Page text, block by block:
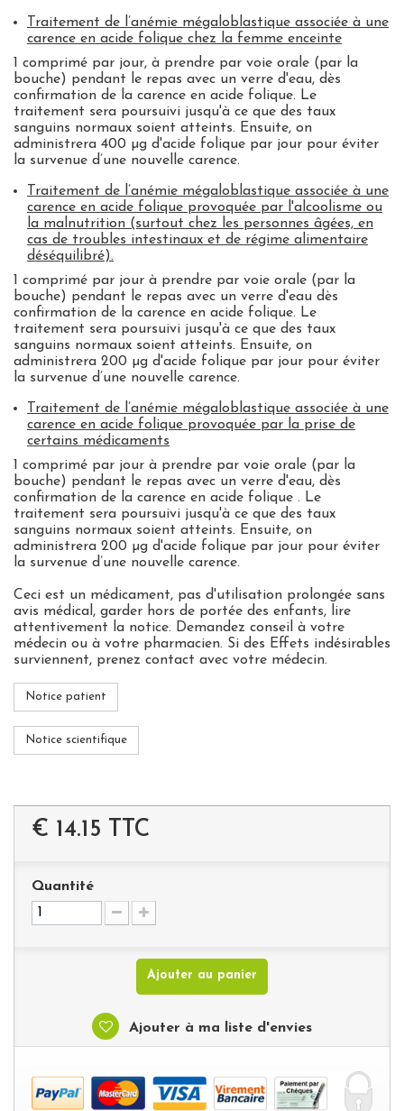
Traitement de l’anémie mégaloblastique associée à une
carence en acide folique chez la femme enceinte
1 comprimé par jour, à prendre par voie orale (par la
bouche) pendant le repas avec un verre d'eau, dès
confirmation de la carence en acide folique. Le
traitement sera poursuivi jusqu'à ce que des taux
sanguins normaux soient atteints. Ensuite, on
administrera 400 µg d'acide folique par jour pour éviter
la survenue d’une nouvelle carence.
Traitement de l’anémie mégaloblastique associée à une
carence en acide folique provoquée par l'alcoolisme ou
la malnutrition (surtout chez les personnes âgées, en
cas de troubles intestinaux et de régime alimentaire
déséquilibré).
1 comprimé par jour à prendre par voie orale (par la
bouche) pendant le repas avec un verre d'eau dès
confirmation de la carence en acide folique. Le
traitement sera poursuivi jusqu'à ce que des taux
sanguins normaux soient atteints. Ensuite, on
administrera 200 µg d'acide folique par jour pour éviter
la survenue d’une nouvelle carence.
Traitement de l’anémie mégaloblastique associée à une
carence en acide folique provoquée par la prise de
certains médicaments
1 comprimé par jour à prendre par voie orale (par la
bouche) pendant le repas avec un verre d'eau, dès
confirmation de la carence en acide folique . Le
traitement sera poursuivi jusqu'à ce que des taux
sanguins normaux soient atteints. Ensuite, on
administrera 200 µg d'acide folique par jour pour éviter
la survenue d’une nouvelle carence.
Ceci est un médicament, pas d'utilisation prolongée sans
avis médical, garder hors de portée des enfants, lire
attentivement la notice. Demandez conseil à votre
médecin ou à votre pharmacien. Si des Effets indésirables
surviennent, prenez contact avec votre médecin.
Notice patient
Notice scientifique
€ 14.15 TTC
Quantité
Ajouter au panier
Ajouter à ma liste d'envies